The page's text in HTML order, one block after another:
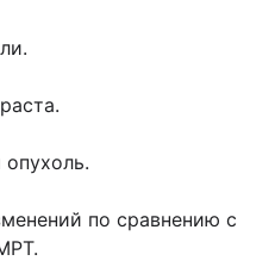
опухоль.
по сравнению с